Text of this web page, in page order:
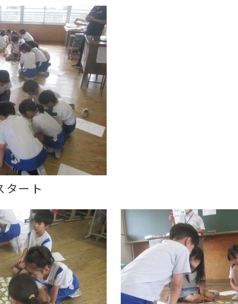
タート